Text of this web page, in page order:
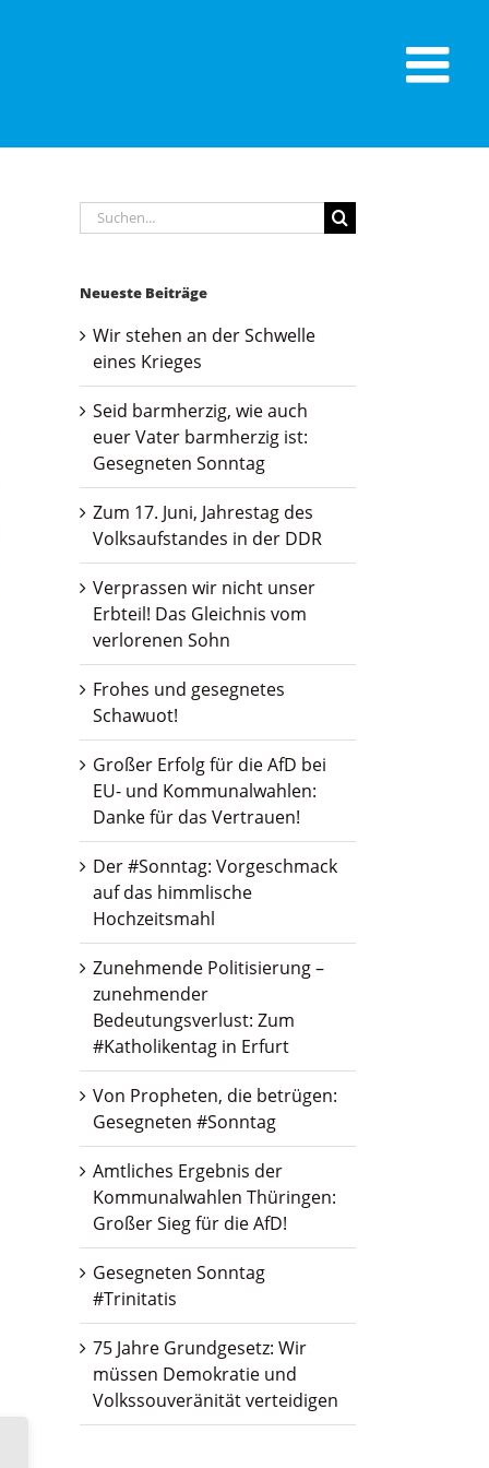
Suche
nach:
Neueste Beiträge
Wir stehen an der Schwelle
eines Krieges
Seid barmherzig, wie auch
euer Vater barmherzig ist:
Gesegneten Sonntag
Zum 17. Juni, Jahrestag des
Volksaufstandes in der DDR
Verprassen wir nicht unser
Erbteil! Das Gleichnis vom
verlorenen Sohn
Frohes und gesegnetes
Schawuot!
Großer Erfolg für die AfD bei
EU- und Kommunalwahlen:
Danke für das Vertrauen!
Der #Sonntag: Vorgeschmack
auf das himmlische
Hochzeitsmahl
Zunehmende Politisierung –
zunehmender
Bedeutungsverlust: Zum
#Katholikentag in Erfurt
Von Propheten, die betrügen:
Gesegneten #Sonntag
Amtliches Ergebnis der
Kommunalwahlen Thüringen:
Großer Sieg für die AfD!
Gesegneten Sonntag
#Trinitatis
75 Jahre Grundgesetz: Wir
müssen Demokratie und
Volkssouveränität verteidigen